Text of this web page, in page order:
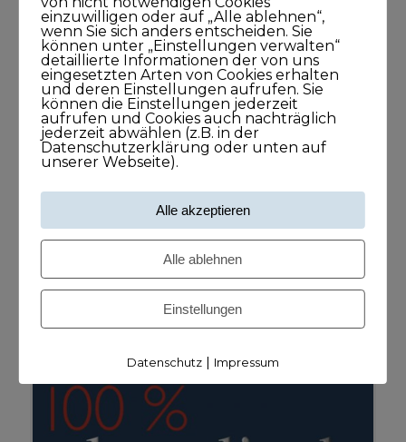
16. JANUAR 2016 MARCPERLMICHEL BLOG,
KUNDISCHGEDACHT
KOMMENTARE DEAKTIVIERT
Oft zeigt sich, dass Kunden in einer Art
Routine stecken und einfach einen
veränderten Fokus brauchen, um den
nächsten Schritt zu gehen. Dabei stehen wir
uns leider viel zu oft selbst im Wege, denn
getan haben, dann erhalten Sie –
bestenfalls – auch immer nur das, was Sie
bisher erhalten haben – dafür aber oft
jeden Tag ein bisschen weniger.
einzuwilligen oder auf „Alle ablehnen“,
wenn Sie sich anders entscheiden. Sie
können unter „Einstellungen verwalten“
detaillierte Informationen der von uns
eingesetzten Arten von Cookies erhalten
und deren Einstellungen aufrufen. Sie
können die Einstellungen jederzeit
aufrufen und Cookies auch nachträglich
jederzeit abwählen (z.B. in der
Datenschutzerklärung oder unten auf
unserer Webseite).
Alle akzeptieren
Alle ablehnen
Einstellungen
Datenschutz| Impressum